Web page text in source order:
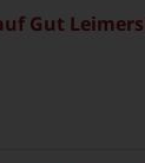
Gut